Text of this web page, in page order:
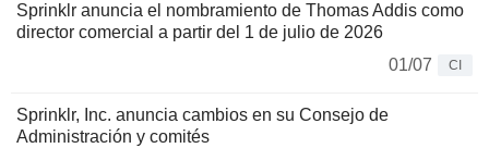
Sprinklr anuncia el nombramiento de Thomas Addis como
director comercial a partir del 1 de julio de 2026
01/07
CI
Sprinklr, Inc. anuncia cambios en su Consejo de
Administración y comités